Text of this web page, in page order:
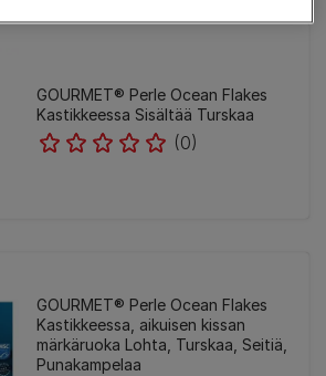
GOURMET® Perle Ocean Flakes
Kastikkeessa Sisältää Turskaa
(0)
GOURMET® Perle Ocean Flakes
Kastikkeessa, aikuisen kissan
märkäruoka Lohta, Turskaa, Seitiä,
Punakampelaa